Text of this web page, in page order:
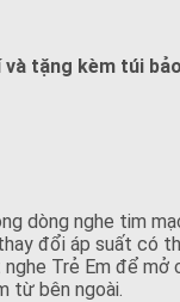
và tặng kèm túi
dòng nghe tim
đổi áp suất có
Trẻ Em để mở
từ bên ngoài.